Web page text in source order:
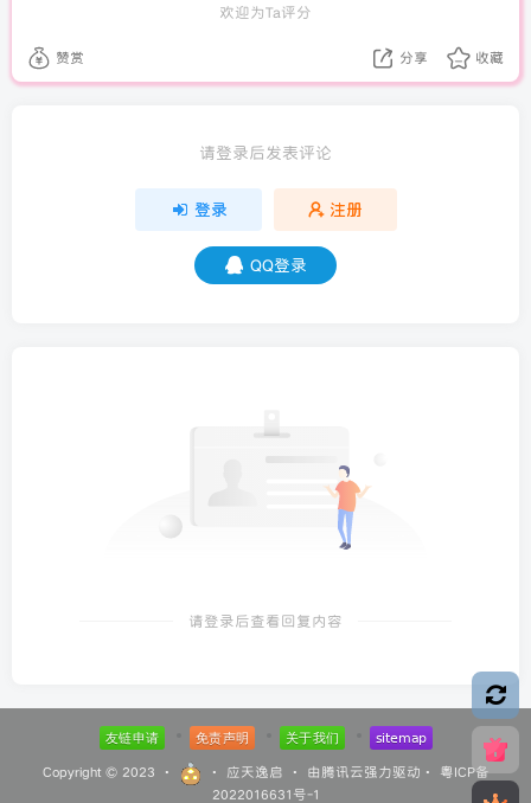
欢迎为Ta评分
赞赏 分享 收藏
请登录后发表评论
登录 注册
QQ登录
请登录后查看回复内容
Copyright © 2023 · · 应天逸启 · 由 腾讯云强力驱动· 粤ICP备
2022016631号-1